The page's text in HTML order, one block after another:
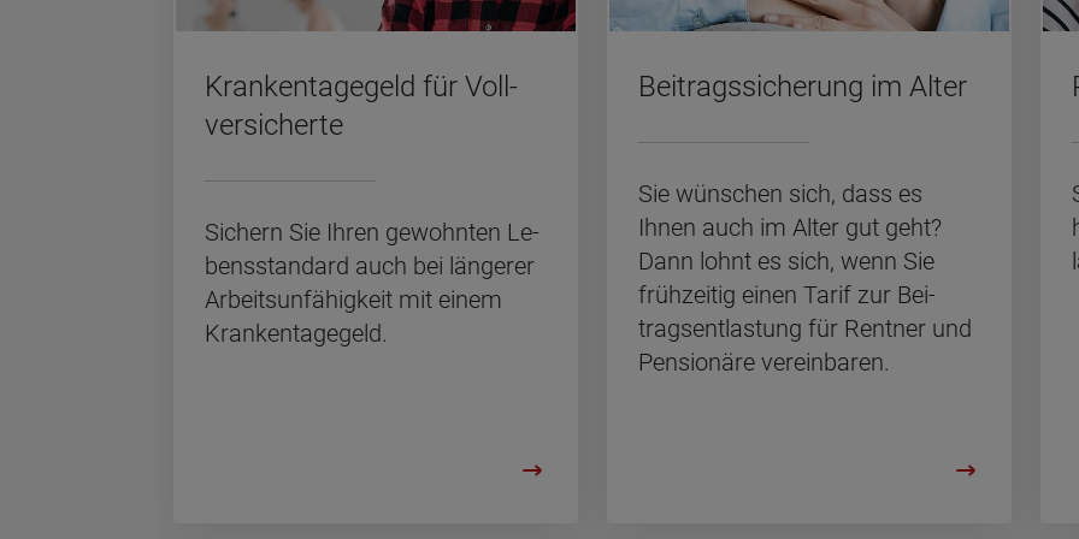
Kran­ken­ta­ge­geld für Voll­
ver­si­cher­te
Si­chern Sie Ihren ge­wohn­ten Le­
bens­stan­dard auch bei län­ge­rer
Ar­beits­un­fä­hig­keit mit einem
Kran­ken­ta­ge­geld.
Bei­trags­si­che­rung im Alter
Sie wün­schen sich, dass es
Ihnen auch im Alter gut geht?
Dann lohnt es sich, wenn Sie
früh­zei­tig einen Tarif zur Bei­
trags­ent­las­tung für Rent­ner und
Pen­sio­nä­re ver­ein­ba­ren.